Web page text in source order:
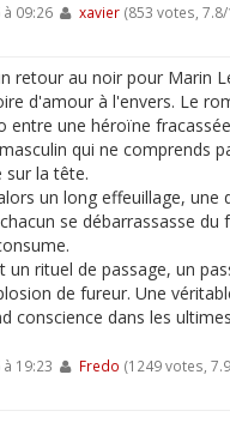
09:26 xavier(853 votes,
retour au noir pour Marin
d'amour à l'envers. Le
entre une héroïne
qui ne comprends
sur la tête.
un long effeuillage, une
se débarrassasse du
un rituel de passage, un
de fureur. Une
conscience dans les
19:23 Fredo (1249 votes,